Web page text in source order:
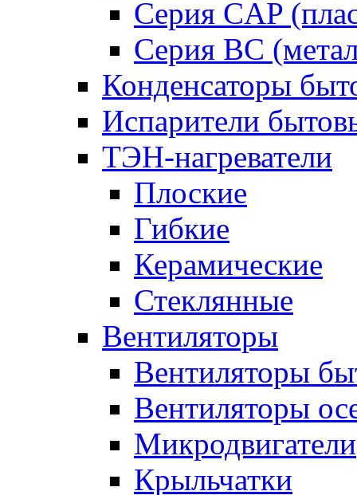
Серия CAP
Серия BC
Конденсаторы
Испарители
ТЭН-нагреватели
Плоские
Гибкие
Керамические
Стеклянные
Вентиляторы
Вентиляторы
Вентиляторы
Микродвигатели
Крыльчатки